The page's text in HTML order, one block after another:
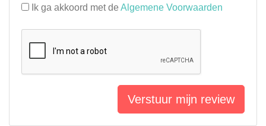
Ik ga akkoord met de Algemene Voorwaarden
Verstuur mijn review